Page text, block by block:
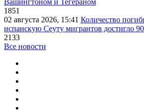
1851
02 августа 2026, 15:41 Количество
испанскую Сеуту мигрантов достигло
2133
Все новости